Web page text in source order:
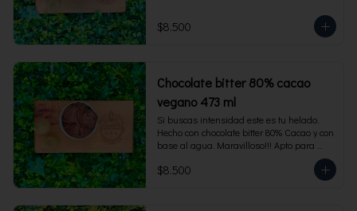
$8.500
Chocolate bitter 80% cacao
vegano 473 ml
Si buscas intensidad este es tu helado.
Hecho con chocolate bitter 80% Cacao y con
base al agua. Maravilloso!!! Apto para
veganos. Envase familiar 473 ml, rinde 4
porciones
$8.500